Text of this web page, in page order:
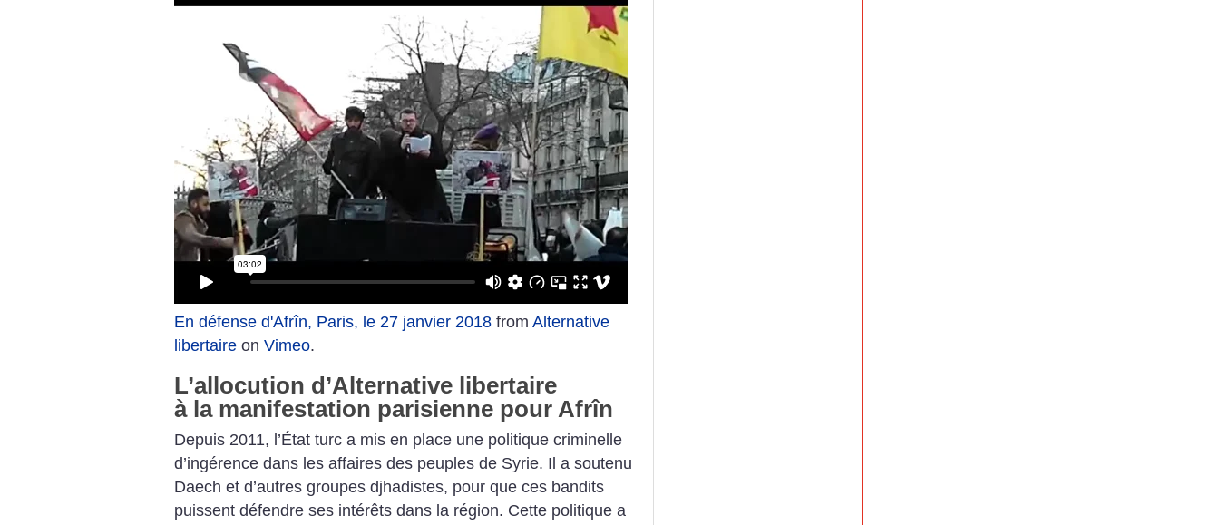
En défense d'Afrîn, Paris, le 27 janvier 2018 from Alternative
libertaire on Vimeo.
L’allocution d’Alternative libertaire
à la manifestation parisienne pour Afrîn
Depuis 2011, l’État turc a mis en place une politique criminelle
d’ingérence dans les affaires des peuples de Syrie. Il a soutenu
Daech et d’autres groupes djhadistes, pour que ces bandits
puissent défendre ses intérêts dans la région. Cette politique a